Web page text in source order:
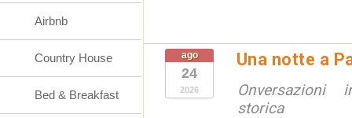
ago
24
2026
Una notte a
Onversazioni
storica
Airbnb
Country House
Bed & Breakfast